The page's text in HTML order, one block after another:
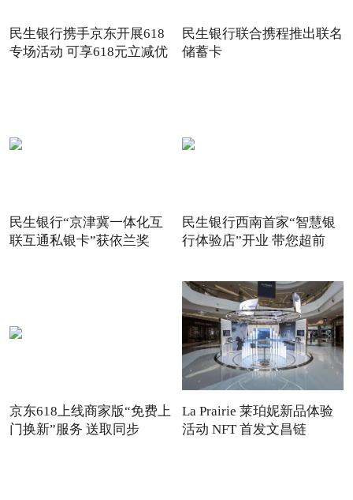
民生银行携手京东开展618
专场活动 可享618元立减优
民生银行联合携程推出联名
储蓄卡
民生银行“京津冀一体化互
联互通私银卡”获依兰奖
民生银行西南首家“智慧银
行体验店”开业 带您超前
京东618上线商家版“免费上
门换新”服务 送取同步
La Prairie 莱珀妮新品体验
活动 NFT 首发文昌链